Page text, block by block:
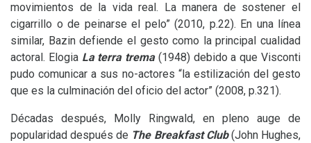
movimientos de la vida real. La manera de sostener el
cigarrillo o de peinarse el pelo” (2010, p.22). En una línea
similar, Bazin defiende el gesto como la principal cualidad
actoral. Elogia La terra trema(1948) debido a que Visconti
pudo comunicar a sus no-actores “la estilización del gesto
que es la culminación del oficio del actor” (2008, p.321).
Décadas después, Molly Ringwald, en pleno auge de
popularidad después de The Breakfast Club(John Hughes,